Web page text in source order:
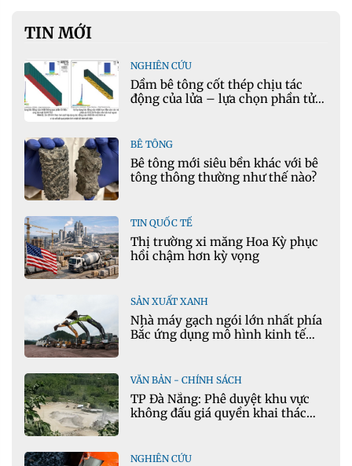
TIN MỚI
NGHIÊN CỨU
Dầm bê tông cốt thép chịu tác
động của lửa – lựa chọn phần tử
BÊ TÔNG
Bê tông mới siêu bền khác với bê
tông thông thường như thế nào?
TIN QUỐC TẾ
Thị trường xi măng Hoa Kỳ phục
hồi chậm hơn kỳ vọng
SẢN XUẤT XANH
Nhà máy gạch ngói lớn nhất phía
Bắc ứng dụng mô hình kinh tế
VĂN BẢN - CHÍNH SÁCH
TP Đà Nẵng: Phê duyệt khu vực
không đấu giá quyền khai thác
NGHIÊN CỨU